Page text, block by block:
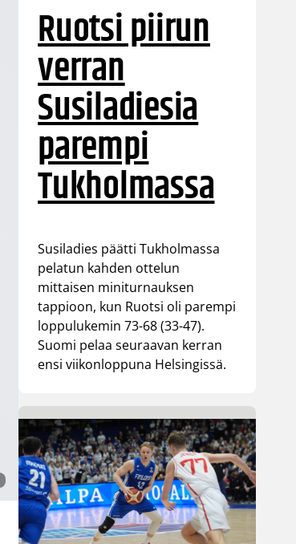
Ruotsi piirun
verran
Susiladiesia
parempi
Tukholmassa
Susiladies päätti Tukholmassa
pelatun kahden ottelun
mittaisen miniturnauksen
tappioon, kun Ruotsi oli parempi
loppulukemin 73-68 (33-47).
Suomi pelaa seuraavan kerran
ensi viikonloppuna Helsingissä.